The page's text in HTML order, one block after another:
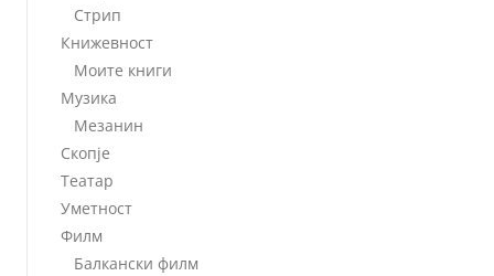
Стрип
Книжевност
Моите книги
Музика
Мезанин
Скопје
Театар
Уметност
Филм
Балкански филм